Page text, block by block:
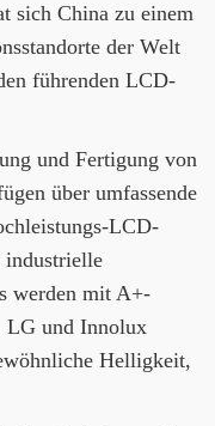
sich China zu einem
der Welt
führenden LCD-
und Fertigung von
über umfassende
LCD-
werden mit A+-
LG und Innolux
Helligkeit,